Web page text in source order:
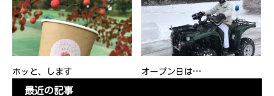
ホッと、します オープン日は…
最近の記事